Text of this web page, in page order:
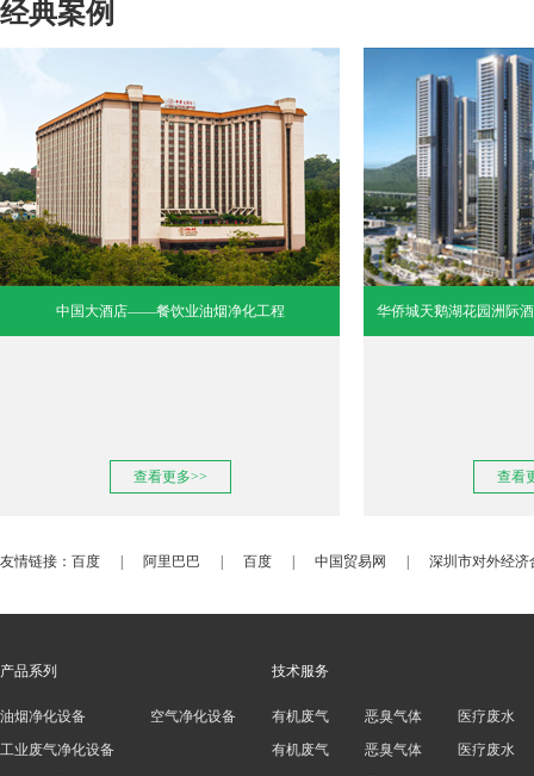
经典案例
中国大酒店——餐饮业油烟净化工程
查看更多>>
华侨城天鹅湖花园洲际
查看
友情链接： 百度 阿里巴巴 百度 中国贸易网 深圳市对外经济
产品系列
油烟净化设备
工业废气净化设备
空气净化设备
技术服务
有机废气
有机废气
恶臭气体
恶臭气体
医疗废水
医疗废水